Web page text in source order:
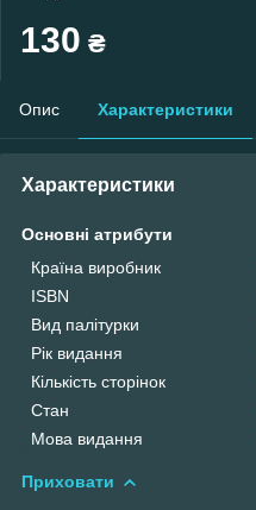
130 ₴
Опис Характеристики
Характеристики
Основні атрибути
Країна виробник
ISBN
Вид палітурки
Рік видання
Кількість сторінок
Стан
Мова видання
Приховати